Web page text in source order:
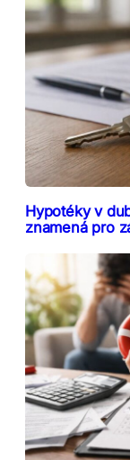
Hypotéky v
znamená pro